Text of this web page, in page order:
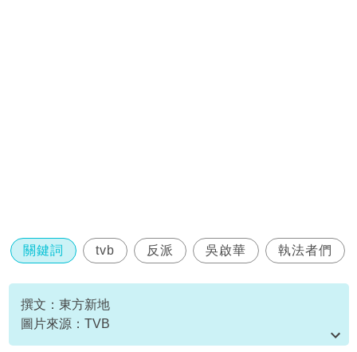
關鍵詞 tvb 反派 吳啟華 執法者們
撰文：東方新地
圖片來源：TVB
資料或影片來源：原文刊於新假期